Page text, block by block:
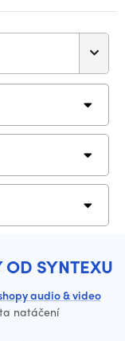
OD SYNTEXU
audio & video
natáčení